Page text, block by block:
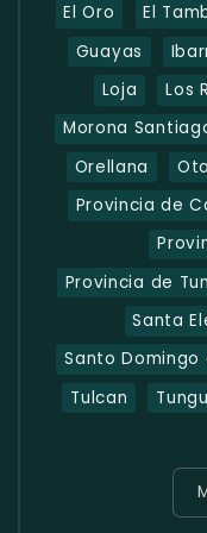
El Oro El
Guayas
Loja
Los
Morona
Orellana
Provincia de
Provincia de
Santa
Santo Domingo
Tulcan